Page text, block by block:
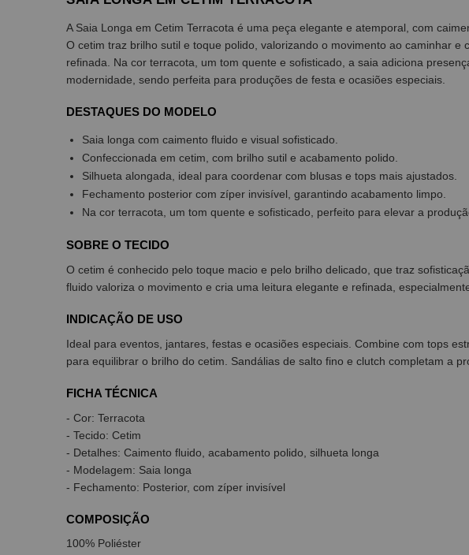
A Saia Longa em Cetim Terracota é uma peça elegante e atemporal, com
O cetim traz brilho sutil e toque polido, valorizando o movimento ao caminhar e
refinada. Na cor terracota, um tom quente e sofisticado, a saia adiciona
modernidade, sendo perfeita para produções de festa e ocasiões especiais.
DESTAQUES DO MODELO
Saia longa com caimento fluido e visual sofisticado.
Confeccionada em cetim, com brilho sutil e acabamento polido.
Silhueta alongada, ideal para coordenar com blusas e tops mais ajustados.
Fechamento posterior com zíper invisível, garantindo acabamento limpo.
Na cor terracota, um tom quente e sofisticado, perfeito para elevar a
SOBRE O TECIDO
O cetim é conhecido pelo toque macio e pelo brilho delicado, que traz
fluido valoriza o movimento e cria uma leitura elegante e refinada,
INDICAÇÃO DE USO
Ideal para eventos, jantares, festas e ocasiões especiais. Combine com tops
para equilibrar o brilho do cetim. Sandálias de salto fino e clutch completam a
FICHA TÉCNICA
- Cor: Terracota
- Tecido: Cetim
- Detalhes: Caimento fluido, acabamento polido, silhueta longa
- Modelagem: Saia longa
- Fechamento: Posterior, com zíper invisível
COMPOSIÇÃO
100% Poliéster